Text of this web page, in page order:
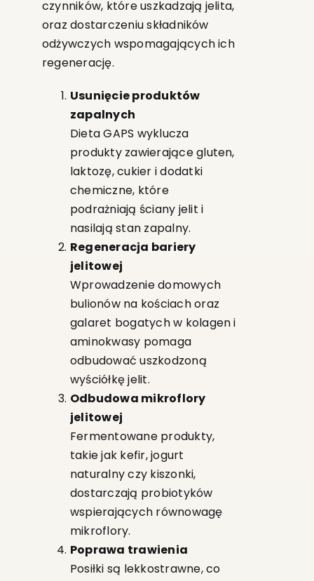
czynników, które uszkadzają jelita,
oraz dostarczeniu składników
odżywczych wspomagających ich
regenerację.
Usunięcie produktów
zapalnych
Dieta GAPS wyklucza
produkty zawierające gluten,
laktozę, cukier i dodatki
chemiczne, które
podrażniają ściany jelit i
nasilają stan zapalny.
Regeneracja bariery
jelitowej
Wprowadzenie domowych
bulionów na kościach oraz
galaret bogatych w kolagen i
aminokwasy pomaga
odbudować uszkodzoną
wyściółkę jelit.
Odbudowa mikroflory
jelitowej
Fermentowane produkty,
takie jak kefir, jogurt
naturalny czy kiszonki,
dostarczają probiotyków
wspierających równowagę
mikroflory.
Poprawa trawienia
Posiłki są lekkostrawne, co